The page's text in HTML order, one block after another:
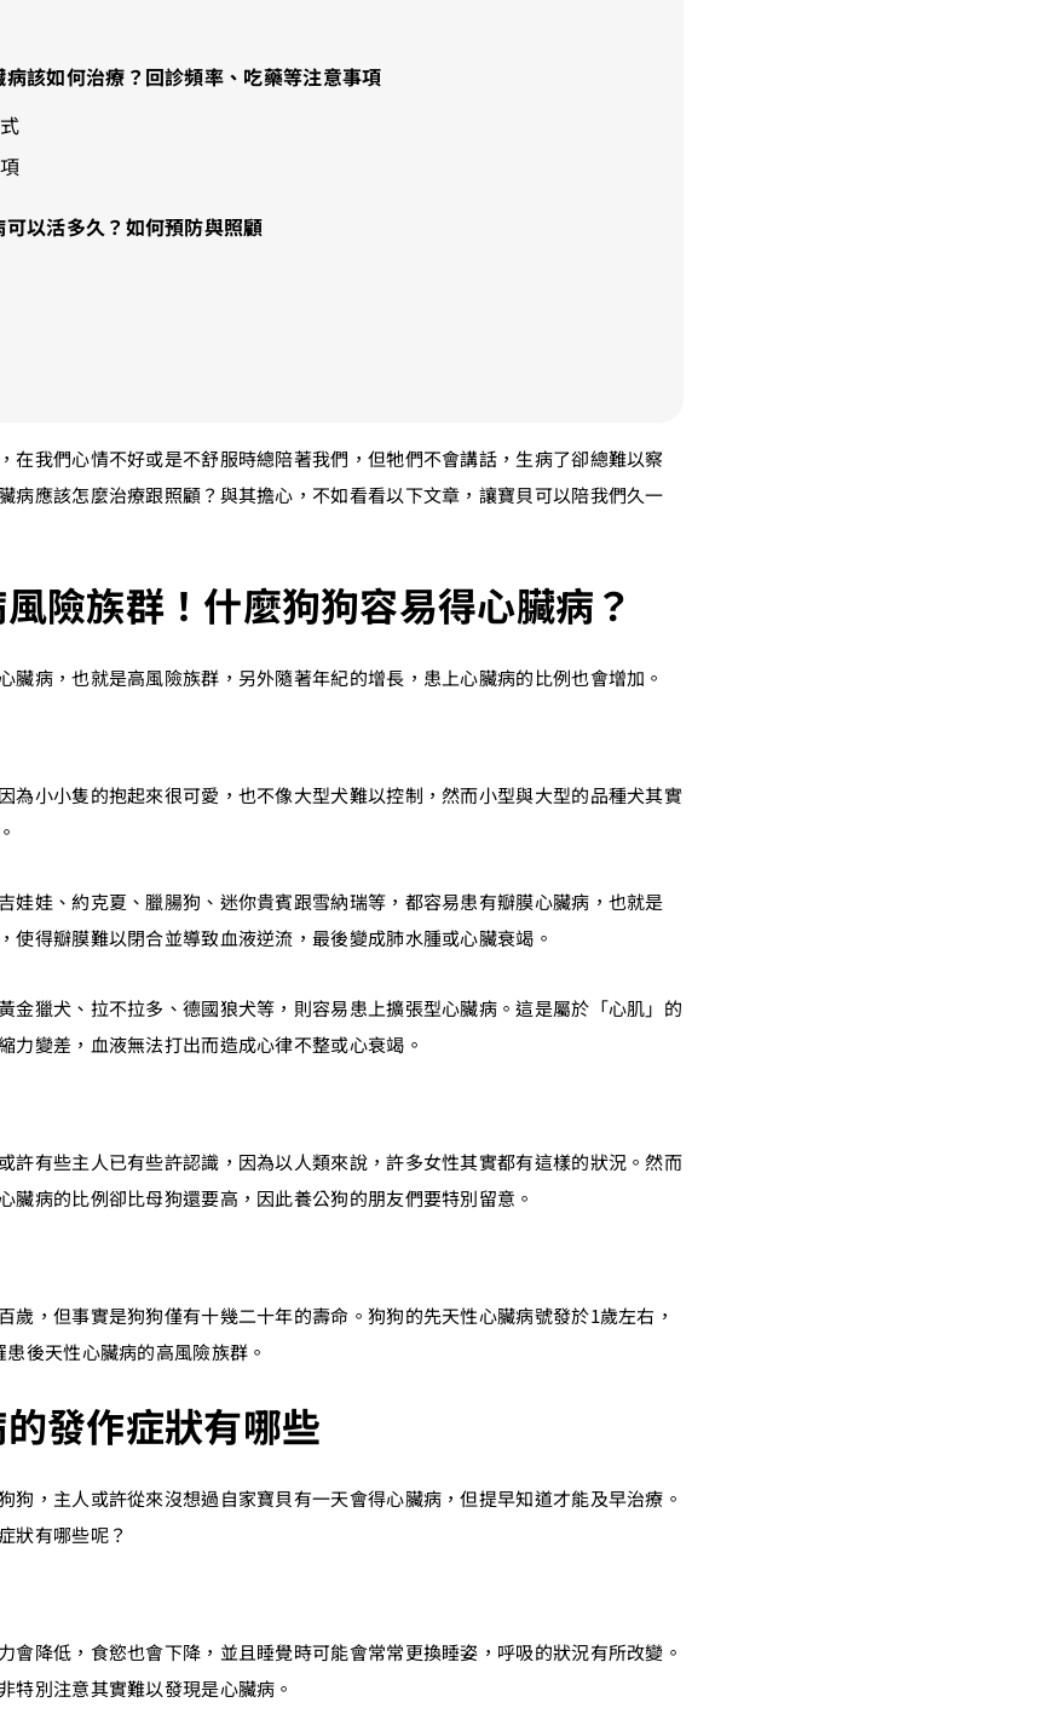
該如何治療？回診頻率、吃藥等注意事項
以活多久？如何預防與照顧
在我們心情不好或是不舒服時總陪著我們，但牠們不會講話，生病了卻總難以察
病應該怎麼治療跟照顧？與其擔心，不如看看以下文章，讓寶貝可以陪我們久一
險族群！什麼狗狗容易得心臟病？
臟病，也就是高風險族群，另外隨著年紀的增長，患上心臟病的比例也會增加。
為小小隻的抱起來很可愛，也不像大型犬難以控制，然而小型與大型的品種犬其實
娃娃、約克夏、臘腸狗、迷你貴賓跟雪納瑞等，都容易患有瓣膜心臟病，也就是
使得瓣膜難以閉合並導致血液逆流，最後變成肺水腫或心臟衰竭。
金獵犬、拉不拉多、德國狼犬等，則容易患上擴張型心臟病。這是屬於「心肌」的
力變差，血液無法打出而造成心律不整或心衰竭。
許有些主人已有些許認識，因為以人類來說，許多女性其實都有這樣的狀況。然而
臟病的比例卻比母狗還要高，因此養公狗的朋友們要特別留意。
歲，但事實是狗狗僅有十幾二十年的壽命。狗狗的先天性心臟病號發於1歲左右，
後天性心臟病的高風險族群。
發作症狀有哪些
狗，主人或許從來沒想過自家寶貝有一天會得心臟病，但提早知道才能及早治療。
狀有哪些呢？
會降低，食慾也會下降，並且睡覺時可能會常常更換睡姿，呼吸的狀況有所改變。
特別注意其實難以發現是心臟病。